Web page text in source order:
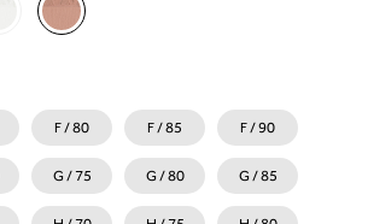
F / 80 F / 85 F / 90
G / 75 G / 80 G / 85